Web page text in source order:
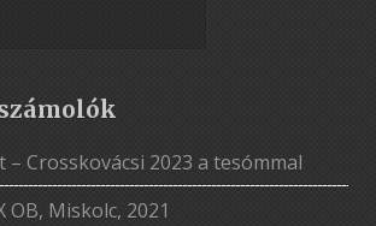
Crosskovácsi 2023 a tesómmal
OB, Miskolc, 2021